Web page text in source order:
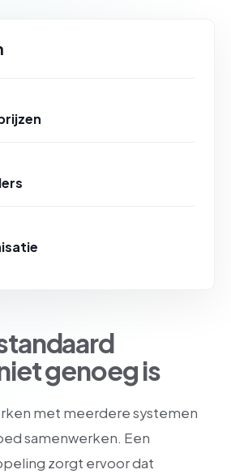
genoeg is
met meerdere systemen
samenwerken. Een
zorgt ervoor dat